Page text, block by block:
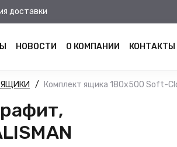
доставки
НОВОСТИ О КОМПАНИИ КОНТАКТЫ
ЯЩИКИ Комплект ящика 180х500 Soft-